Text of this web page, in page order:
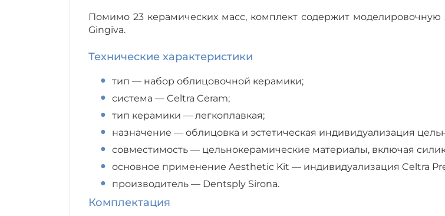
Помимо 23 керамических масс, комплект содержит
Gingiva.
Технические характеристики
тип — набор облицовочной керамики;
система — Celtra Ceram;
тип керамики — легкоплавкая;
назначение — облицовка и эстетическая индивидуализация
совместимость — цельнокерамические материалы, включая
основное применение Aesthetic Kit — индивидуализация Celtra
производитель — Dentsply Sirona.
Комплектация